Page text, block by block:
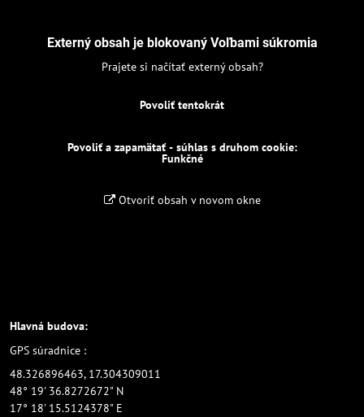
Externý obsah je blokovaný Voľbami súkromia
Prajete si načítať externý obsah?
Povoliť tentokrát
Povoliť a zapamätať - súhlas s druhom cookie:
Funkčné
Otvoriť obsah v novom okne
Hlavná budova:
GPS súradnice :
48.326896463, 17.304309011
48° 19' 36.8272672" N
17° 18' 15.5124378" E